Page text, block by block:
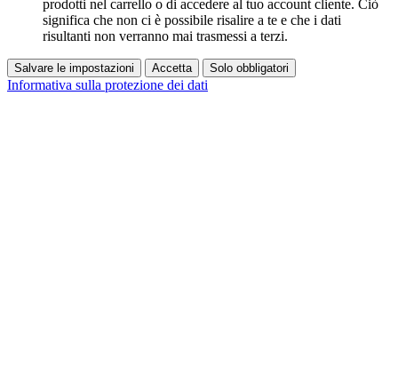
prodotti nel carrello o di accedere al tuo account cliente. Ciò
significa che non ci è possibile risalire a te e che i dati
risultanti non verranno mai trasmessi a terzi.
Salvare le impostazioni Accetta Solo obbligatori
Informativa sulla protezione dei dati